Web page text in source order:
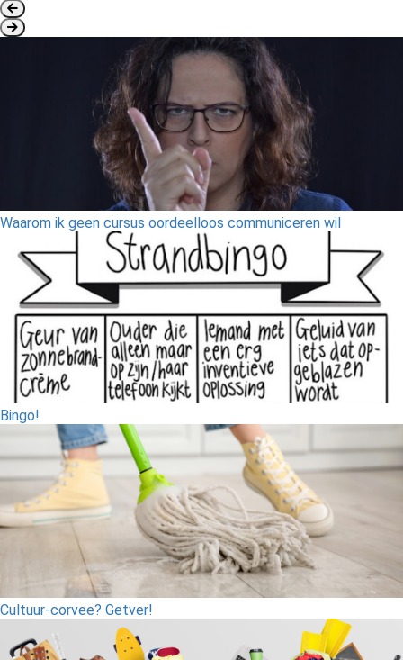
Waarom ik geen cursus oordeelloos communiceren wil
Bingo!
Cultuur-corvee? Getver!